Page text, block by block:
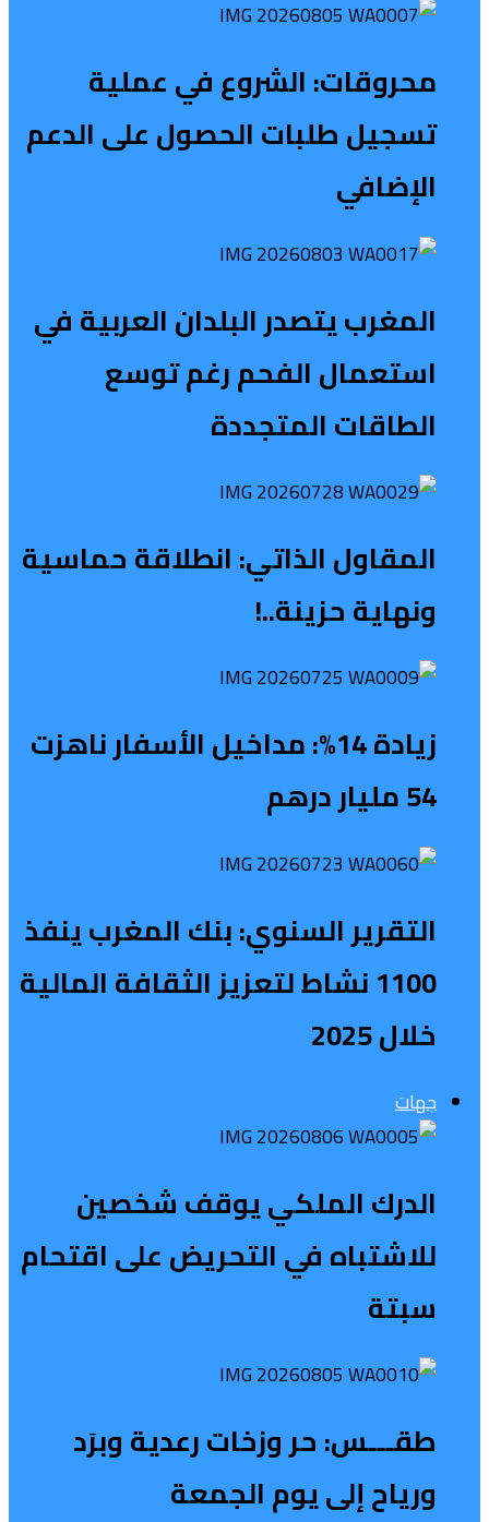
محروقات: الشروع في عملية
تسجيل طلبات الحصول على الدعم
الإضافي
المغرب يتصدر البلدان العربية في
استعمال الفحم رغم توسع
الطاقات المتجددة
المقاول الذاتي: انطلاقة حماسية
ونهاية حزينة..!
زيادة 14%: مداخيل الأسفار ناهزت
54 مليار درهم
التقرير السنوي: بنك المغرب ينفذ
1100 نشاط لتعزيز الثقافة المالية
خلال 2025
جهات
الدرك الملكي يوقف شخصين
للاشتباه في التحريض على اقتحام
سبتة
طقـــس: حر وزخات رعدية وبرَد
ورياح إلى يوم الجمعة